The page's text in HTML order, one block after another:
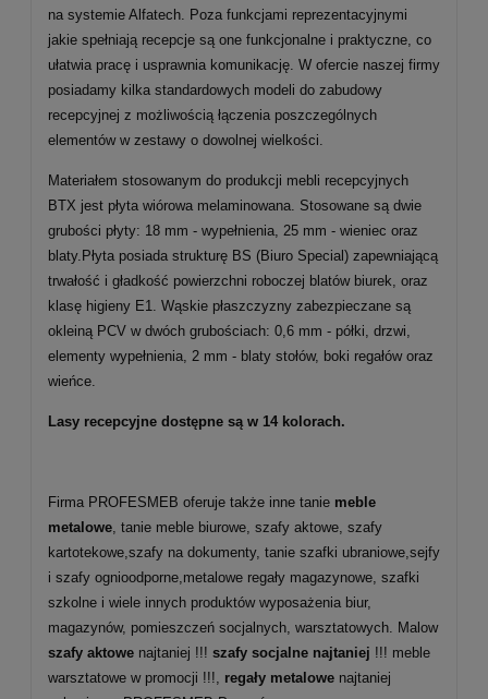
na systemie Alfatech. Poza funkcjami reprezentacyjnymi
jakie spełniają recepcje są one funkcjonalne i praktyczne, co
ułatwia pracę i usprawnia komunikację. W ofercie naszej firmy
posiadamy kilka standardowych modeli do zabudowy
recepcyjnej z możliwością łączenia poszczególnych
elementów w zestawy o dowolnej wielkości.
Materiałem stosowanym do produkcji mebli recepcyjnych
BTX jest płyta wiórowa melaminowana. Stosowane są dwie
grubości płyty: 18 mm - wypełnienia, 25 mm - wieniec oraz
blaty.Płyta posiada strukturę BS (Biuro Special) zapewniającą
trwałość i gładkość powierzchni roboczej blatów biurek, oraz
klasę higieny E1. Wąskie płaszczyzny zabezpieczane są
okleiną PCV w dwóch grubościach: 0,6 mm - półki, drzwi,
elementy wypełnienia, 2 mm - blaty stołów, boki regałów oraz
wieńce.
Lasy recepcyjne dostępne są w 14 kolorach.
Firma PROFESMEB oferuje także inne tanie meble
metalowe, tanie meble biurowe, szafy aktowe, szafy
kartotekowe,szafy na dokumenty, tanie szafki ubraniowe,sejfy
i szafy ognioodporne,metalowe regały magazynowe, szafki
szkolne i wiele innych produktów wyposażenia biur,
magazynów, pomieszczeń socjalnych, warsztatowych. Malow
szafy aktowe najtaniej !!! szafy socjalne najtaniej !!! meble
warsztatowe w promocji !!!, regały metalowe najtaniej